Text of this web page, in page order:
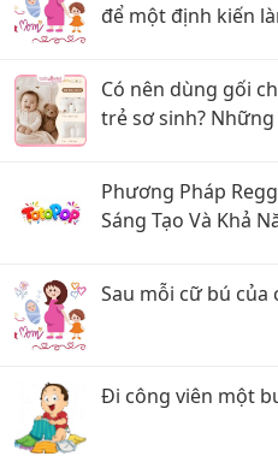
để một định kiến
Có nên dùng gối
trẻ sơ sinh?
Phương Pháp
Sáng Tạo Và Khả
Sau mỗi cữ bú của
Đi công viên một